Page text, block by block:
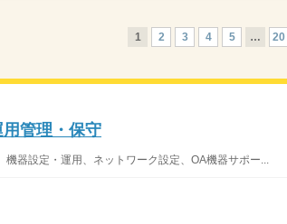
1 2 3 4 5 … 20
管理・保守
機器設定・運用、ネットワーク設定、OA機器サポー...